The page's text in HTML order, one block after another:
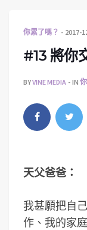
你累了嗎？ 2017-
#13 將你
BYVINE MEDIA IN
天父爸爸：
我甚願把自
作、我的家